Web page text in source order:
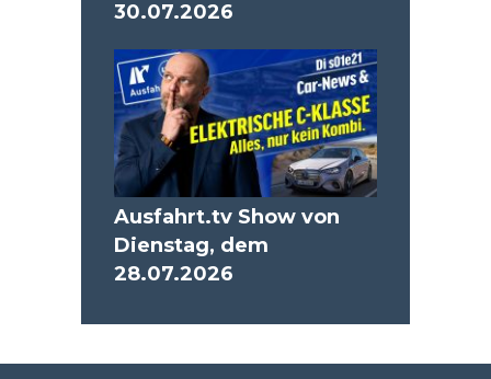
30.07.2026
Ausfahrt.tv Show von
Dienstag, dem
28.07.2026